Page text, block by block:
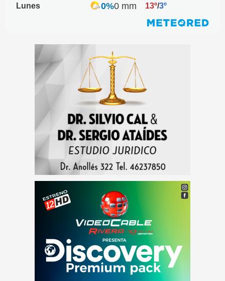
Lunes
0%0 mm 13º/3º